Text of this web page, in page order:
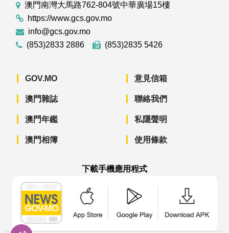
澳門南灣大馬路762-804號中華廣場15樓
https://www.gcs.gov.mo
info@gcs.gov.mo
(853)2833 2886
(853)2835 5426
GOV.MO
澳門雜誌
澳門年鑑
澳門相簿
意見信箱
聯絡我們
私隱聲明
使用條款
下載手機應用程式